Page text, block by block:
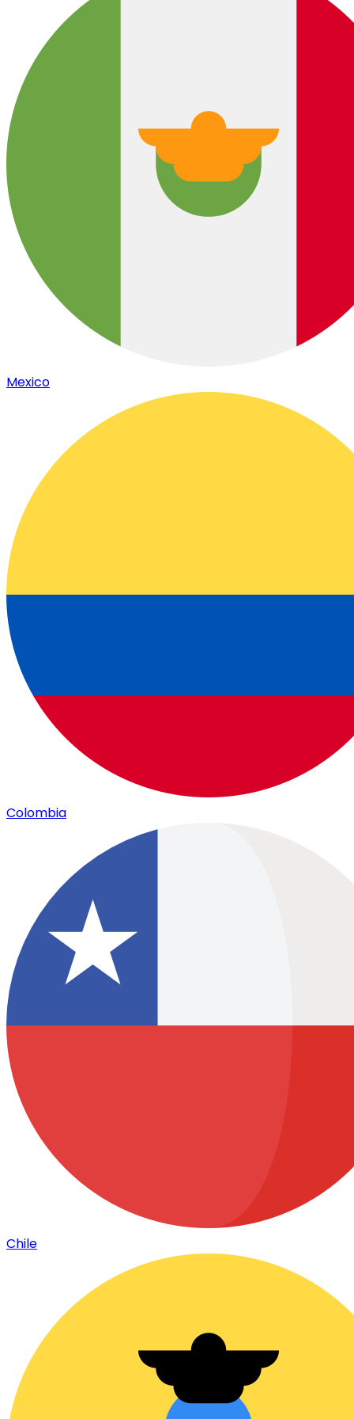
Mexico
Colombia
Chile